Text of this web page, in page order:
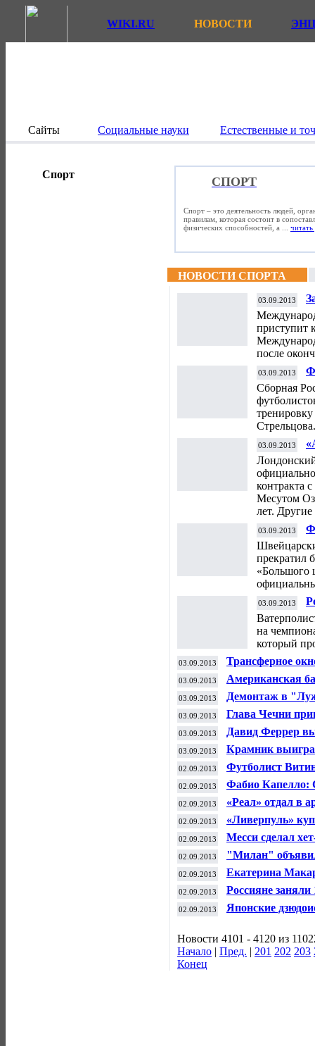
WIKI.RU НОВОСТИ
Сайты Социальные науки Естественные и
Спорт
СПОРТ
Спорт – это деятельность людей,
правилам, которая состоит в
физических способностей, а ... читать
НОВОСТИ СПОРТА
03.09.2013
приступит
после
03.09.2013
Сборная
Стрельцова.
03.09.2013
контракта
Месутом
лет.
03.09.2013
прекратил
«Большого
03.09.2013
на
который
03.09.2013
Трансферное
закрылось тихо
03.09.2013
Американская
США
03.09.2013 Демонтаж в
03.09.2013
Глава Чечни
"Рамзан" из-за
03.09.2013
Давид Феррер
чемпионата
03.09.2013 Крамник
02.09.2013 Футболист
02.09.2013
Фабио Капелло:
отборочной
02.09.2013 «Реал» отдал в
02.09.2013 «Ливерпуль»
02.09.2013 Месси сделал
02.09.2013
"Милан" объявил
Кака из
02.09.2013
Екатерина
чемпионата
02.09.2013
Россияне
чемпионата
02.09.2013
Японские
Новости 4101 - 4120 из
Начало | Пред. | 201 202 203
Конец